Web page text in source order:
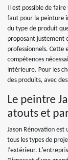
Il est possible de
faut pour la peinture
du type de produit
proposant justement
professionnels. Cette
compétences
intérieure. Pour les
des produits, avec
Le peintre
atouts et
Jason Rénovation
tous les types de
l’extérieur.